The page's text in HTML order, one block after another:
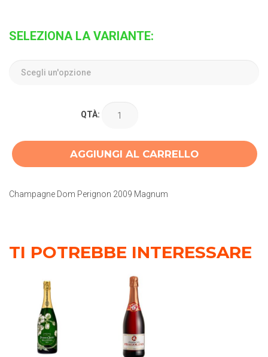
SELEZIONA LA VARIANTE:
QTÀ:
AGGIUNGI AL CARRELLO
Champagne Dom Perignon 2009 Magnum
TI POTREBBE INTERESSARE